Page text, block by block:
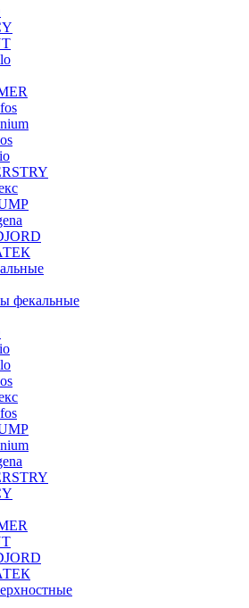
фекальные